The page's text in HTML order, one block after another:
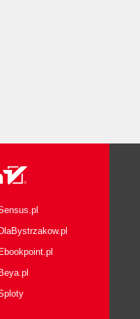
DlaBystrzakow.pl
Ebookpoint.pl
Beya.pl